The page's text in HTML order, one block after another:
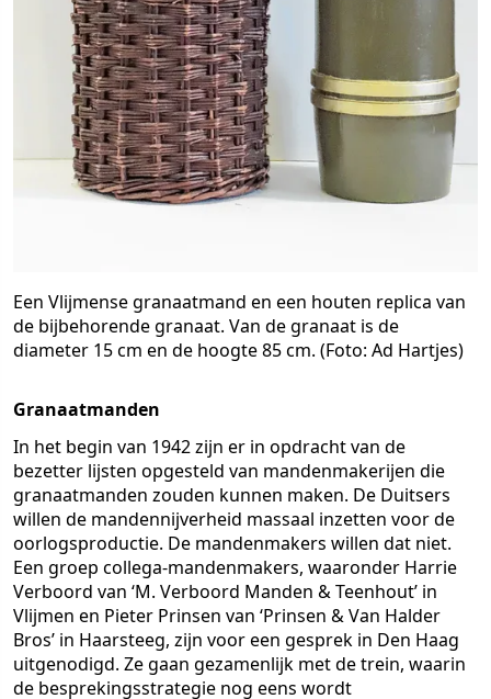
Een Vlijmense granaatmand en een houten replica van
de bijbehorende granaat. Van de granaat is de
diameter 15 cm en de hoogte 85 cm. (Foto: Ad Hartjes)
Granaatmanden
In het begin van 1942 zijn er in opdracht van de
bezetter lijsten opgesteld van mandenmakerijen die
granaatmanden zouden kunnen maken. De Duitsers
willen de mandennijverheid massaal inzetten voor de
oorlogsproductie. De mandenmakers willen dat niet.
Een groep collega-mandenmakers, waaronder Harrie
Verboord van ‘M. Verboord Manden & Teenhout’ in
Vlijmen en Pieter Prinsen van ‘Prinsen & Van Halder
Bros’ in Haarsteeg, zijn voor een gesprek in Den Haag
uitgenodigd. Ze gaan gezamenlijk met de trein, waarin
de besprekingsstrategie nog eens wordt